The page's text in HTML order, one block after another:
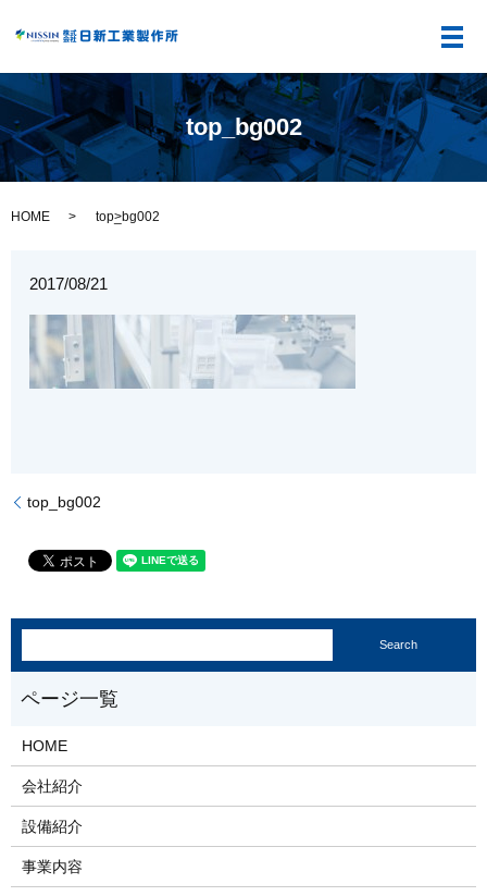
メ
top_bg002
HOME top_bg002
2017/08/21
top_bg002
HOME
会社紹介
設備紹介
事業内容